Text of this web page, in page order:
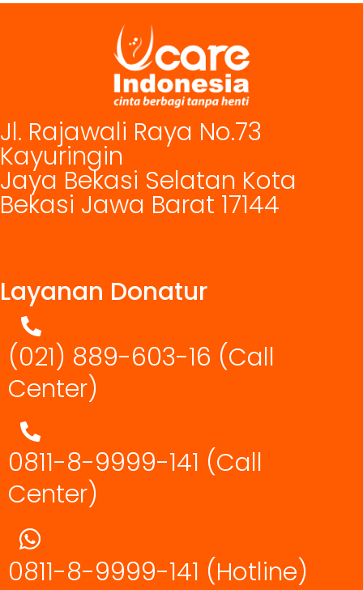
Jl. Rajawali Raya No.73
Kayuringin
Jaya Bekasi Selatan Kota
Bekasi Jawa Barat 17144
Layanan Donatur
(021) 889-603-16 (Call
Center)
0811-8-9999-141 (Call
Center)
0811-8-9999-141 (Hotline)